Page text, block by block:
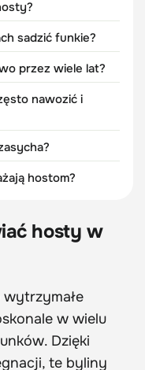
sadzić funkie?
przez wiele lat?
nawozić i
hostom?
hosty w
w wielu
Dzięki
te byliny